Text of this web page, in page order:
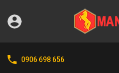
0906 698 656